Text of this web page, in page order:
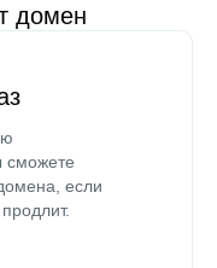
домен
сможете
если